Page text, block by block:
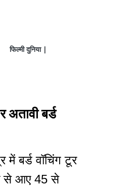
फिल्मी दुनिया |
अतावी बर्ड
में बर्ड वॉचिंग टूर
से आए 45 से